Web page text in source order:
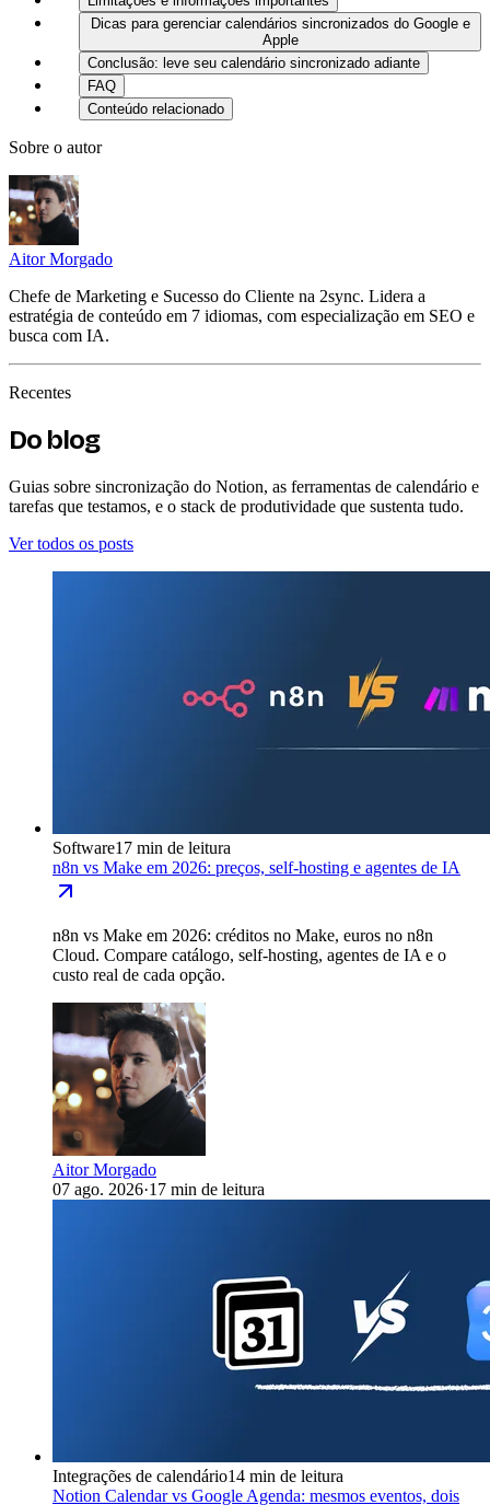
Dicas para gerenciar calendários sincronizados do Google e
Apple
Conclusão: leve seu calendário sincronizado adiante
FAQ
Conteúdo relacionado
Sobre o autor
Aitor Morgado
Chefe de Marketing e Sucesso do Cliente na 2sync. Lidera a
estratégia de conteúdo em 7 idiomas, com especialização em SEO e
busca com IA.
Recentes
Do blog
Guias sobre sincronização do Notion, as ferramentas de calendário e
tarefas que testamos, e o stack de produtividade que sustenta tudo.
Ver todos os posts
Software17 min de leitura
n8n vs Make em 2026: preços, self-hosting e agentes de IA
n8n vs Make em 2026: créditos no Make, euros no n8n
Cloud. Compare catálogo, self-hosting, agentes de IA e o
custo real de cada opção.
Aitor Morgado
07 ago. 2026·17 min de leitura
Integrações de calendário14 min de leitura
Notion Calendar vs Google Agenda: mesmos eventos, dois